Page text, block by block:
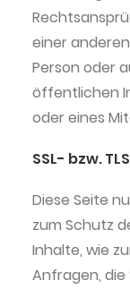
einer
Person oder
öffentlichen
oder eines
SSL- bzw.
Diese Seite
zum Schutz
Inhalte, wie
Anfragen, die